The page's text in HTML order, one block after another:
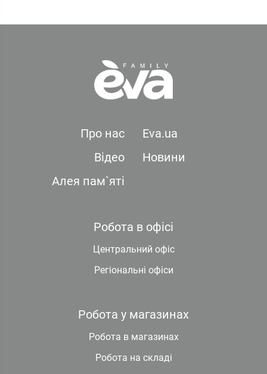
Про нас
Eva.ua
Відео
Новини
Алея пам`яті
Робота в офісі
Центральний офіс
Регіональні офіси
Робота у магазинах
Робота в магазинах
Робота на складі